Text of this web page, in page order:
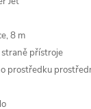
8 m
straně přístroje
prostředku